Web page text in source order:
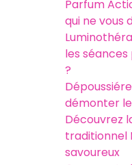
Parfum
qui ne vous
les
?
démonter
Découvrez
traditionnel
savoureux